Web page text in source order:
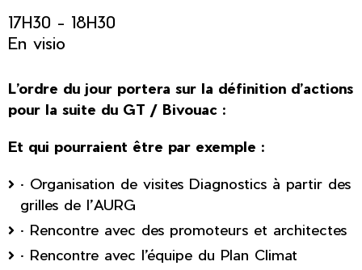
17H30 - 18H30
En visio
L’ordre du jour portera sur la définition d’actions
pour la suite du GT / Bivouac :
Et qui pourraient être par exemple :
· Organisation de visites Diagnostics à partir des
grilles de l’AURG
· Rencontre avec des promoteurs et architectes
· Rencontre avec l’équipe du Plan Climat